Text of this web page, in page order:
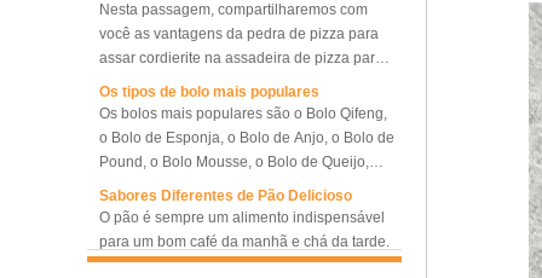
Provador de retardador de
máquina de padaria
comercial
Proofer congelado
refrigerado do retardador da
massa de pão de controle
duplo
Máquina de prova de
retardador de massa de pão
que possamos escolher a melhor e a mais
adequada, ou optar por um conjunto de
bandejas com vários tamanhos diferentes,
alcançando o melhor desempenho de
cozimento e maior eficiência de cozimento,
economizando custos para queimar mais
bandejas e economizar nosso trabalho o
assar cordierite na assadeira de pizza para
assar metal.
Os tipos de bolo mais populares
Os bolos mais populares são o Bolo Qifeng,
o Bolo de Esponja, o Bolo de Anjo, o Bolo de
Pound, o Bolo Mousse, o Bolo de Queijo,
o Muffin Cake, o Bundt Cake.
Sabores Diferentes de Pão Delicioso
O pão é sempre um alimento indispensável
para um bom café da manhã e chá da tarde.
Aqui apresentamos 10 tipos de pão mais
populares em todo o mundo.
O que é o Baker Couche e como usá-lo